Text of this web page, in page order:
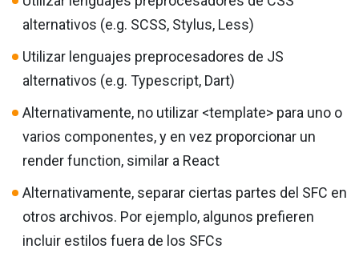
alternativos (e.g. SCSS, Stylus, Less)
Utilizar lenguajes preprocesadores de JS
alternativos (e.g. Typescript, Dart)
Alternativamente, no utilizar <template> para uno o
varios componentes, y en vez proporcionar un
render function, similar a React
Alternativamente, separar ciertas partes del SFC en
otros archivos. Por ejemplo, algunos prefieren
incluir estilos fuera de los SFCs